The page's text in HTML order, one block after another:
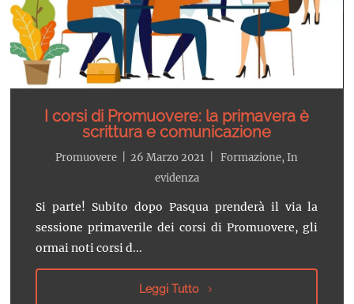
I corsi di Promuovere: la primavera è
scrittura e comunicazione
Promuovere 26 Marzo 2021 Formazione,In
evidenza
Si parte! Subito dopo Pasqua prenderà il via la
sessione primaverile dei corsi di Promuovere, gli
ormai noti corsi d...
Leggi Tutto